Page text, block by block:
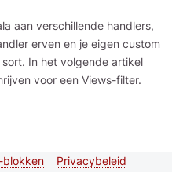
aan verschillende handlers,
erven en je eigen custom
In het volgende artikel
voor een Views-filter.
blokken Footer menu
Privacybeleid